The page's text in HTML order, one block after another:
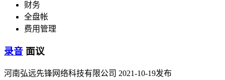
财务
全盘帐
费用管理
录音 面议
河南弘远先锋网络科技有限公司 2021-10-19发布